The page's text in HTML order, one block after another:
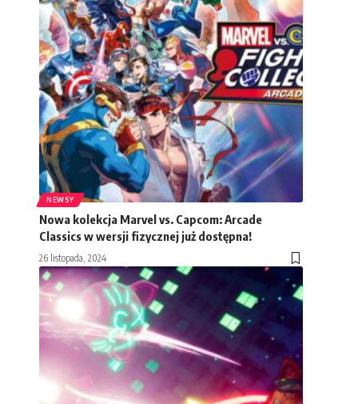
NEWSY
Nowa kolekcja Marvel vs. Capcom: Arcade
Classics w wersji fizycznej już dostępna!
26 listopada, 2024